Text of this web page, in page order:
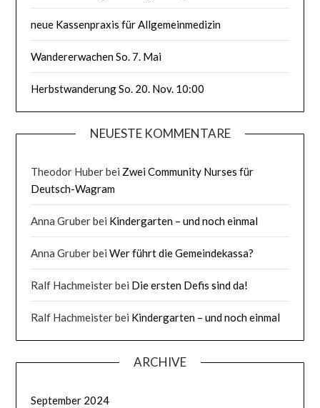
neue Kassenpraxis für Allgemeinmedizin
Wandererwachen So. 7. Mai
Herbstwanderung So. 20. Nov. 10:00
NEUESTE KOMMENTARE
Theodor Huberbei Zwei Community Nurses für
Deutsch-Wagram
Anna Gruberbei Kindergarten – und noch einmal
Anna GruberbeiWer führt die Gemeindekassa?
Ralf Hachmeisterbei Die ersten Defis sind da!
Ralf Hachmeisterbei Kindergarten – und noch einmal
ARCHIVE
September 2024